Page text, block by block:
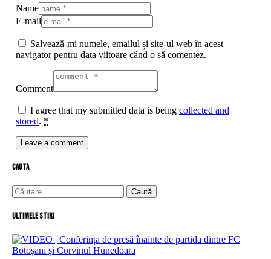
Name
E-mail
Salvează-mi numele, emailul și site-ul web în acest
navigator pentru data viitoare când o să comentez.
Comment
I agree that my submitted data is being collected and
stored. *
cauta
Caută
după:
Ultimele stiri